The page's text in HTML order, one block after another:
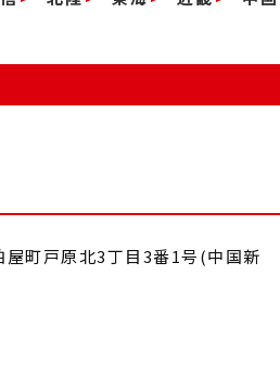
町戸原北3丁目3番1号(中国新